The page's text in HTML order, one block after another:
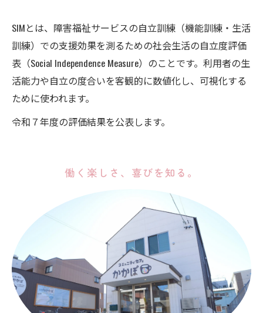
SIMとは、障害福祉サービスの自立訓練（機能訓練・生活
訓練）での支援効果を測るための社会生活の自立度評価
表（Social Independence Measure）のことです。利用者の生
活能力や自立の度合いを客観的に数値化し、可視化する
ために使われます。
令和７年度の評価結果を公表します。
働く楽しさ、喜びを知る。